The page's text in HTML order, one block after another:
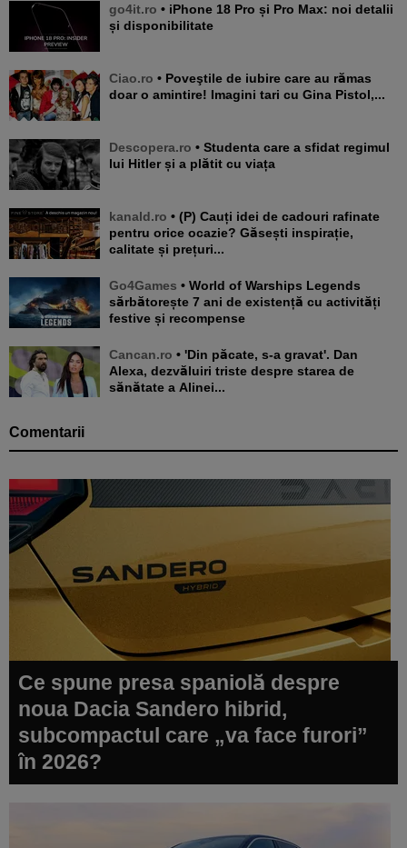
go4it.ro • iPhone 18 Pro și Pro Max: noi detalii
și disponibilitate
Ciao.ro • Poveştile de iubire care au rămas
doar o amintire! Imagini tari cu Gina Pistol,...
Descopera.ro • Studenta care a sfidat regimul
lui Hitler și a plătit cu viața
kanald.ro • (P) Cauți idei de cadouri rafinate
pentru orice ocazie? Găsești inspirație,
calitate și prețuri...
Go4Games • World of Warships Legends
sărbătorește 7 ani de existență cu activități
festive și recompense
Cancan.ro • 'Din păcate, s-a gravat'. Dan
Alexa, dezvăluiri triste despre starea de
sănătate a Alinei...
Comentarii
Ce spune presa spaniolă despre
noua Dacia Sandero hibrid,
subcompactul care „va face furori”
în 2026?